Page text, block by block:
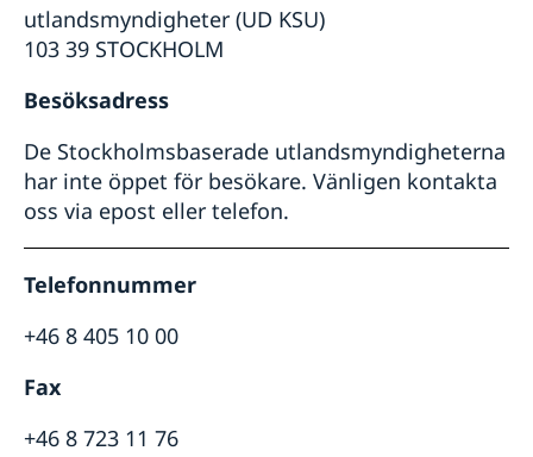
utlandsmyndigheter (UD KSU)
103 39 STOCKHOLM
Besöksadress
De Stockholmsbaserade utlandsmyndigheterna
har inte öppet för besökare. Vänligen kontakta
oss via epost eller telefon.
Telefonnummer
+46 8 405 10 00
Fax
+46 8 723 11 76